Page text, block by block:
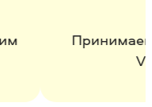
Принимаем к
Visa,